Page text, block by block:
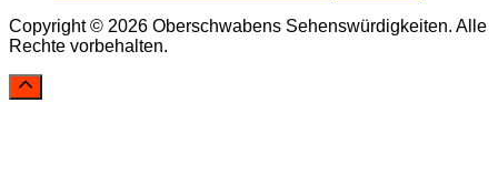
Copyright © 2026 Oberschwabens Sehenswürdigkeiten. Alle
Rechte vorbehalten.